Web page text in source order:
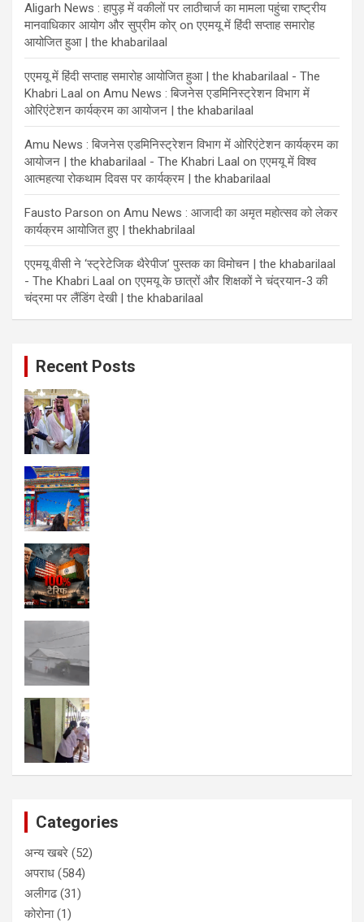
Aligarh News : हापुड़ में वकीलों पर लाठीचार्ज का मामला पहुंचा राष्ट्रीय
मानवाधिकार आयोग और सुप्रीम कोर् onएएमयू में हिंदी सप्ताह समारोह
आयोजित हुआ | the khabarilaal
एएमयू में हिंदी सप्ताह समारोह आयोजित हुआ | the khabarilaal - The
Khabri Laal on Amu News : बिजनेस एडमिनिस्ट्रेशन विभाग में
ओरिएंटेशन कार्यक्रम का आयोजन | the khabarilaal
Amu News : बिजनेस एडमिनिस्ट्रेशन विभाग में ओरिएंटेशन कार्यक्रम का
आयोजन | the khabarilaal - The Khabri Laal onएएमयू में विश्व
आत्महत्या रोकथाम दिवस पर कार्यक्रम | the khabarilaal
Fausto Parson on Amu News : आजादी का अमृत महोत्सव को लेकर
कार्यक्रम आयोजित हुए | thekhabrilaal
एएमयू वीसी ने ‘स्ट्रेटेजिक थैरेपीज’ पुस्तक का विमोचन | the khabarilaal
- The Khabri Laal onएएमयू के छात्रों और शिक्षकों ने चंद्रयान-3 की
चंद्रमा पर लैंडिंग देखी | the khabarilaal
Recent Posts
Categories
अन्य खबरे (52)
अपराध (584)
अलीगढ(31)
कोरोना(1)